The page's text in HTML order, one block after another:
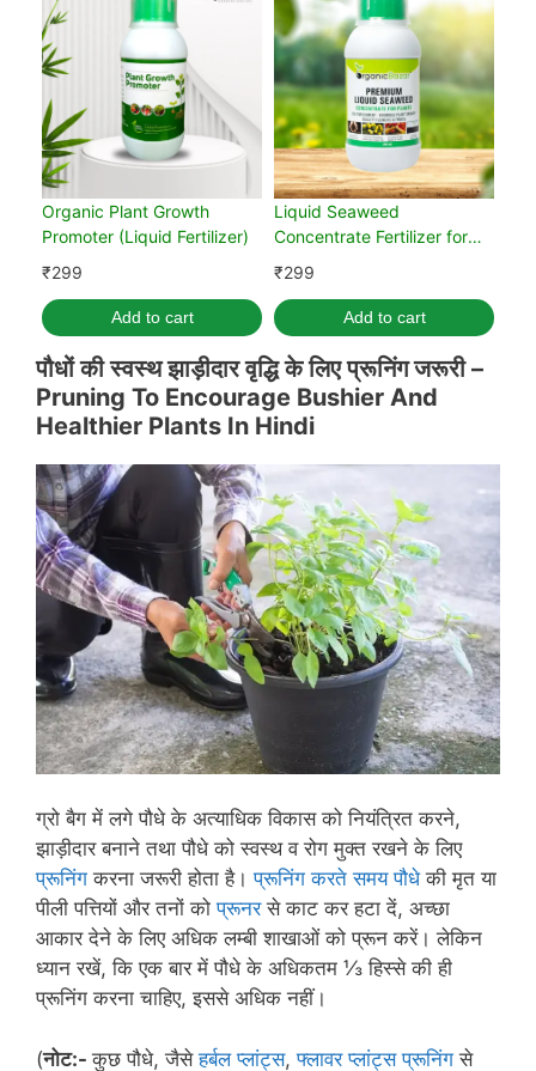
Organic Plant Growth
Promoter (Liquid Fertilizer)
₹299
Add to cart
Liquid Seaweed
Concentrate Fertilizer for
Plants 250 ml with
₹299
Add to cart
पौधों कीस्वस्थझाड़ीदार वृद्धि के लिए प्रूनिंग जरूरी –
Pruning To Encourage Bushier And
Healthier Plants In Hindi
ग्रो बैग में लगे पौधे के अत्याधिक विकास को नियंत्रित करने,
झाड़ीदार बनाने तथा पौधे को स्वस्थ व रोग मुक्त रखने के लिए
प्रूनिंग करना जरूरी होता है।प्रूनिंग करते समय पौधेकी मृत या
पीली पत्तियों और तनों को प्रूनरसे काट कर हटा दें, अच्छा
आकार देने के लिए अधिक लम्बी शाखाओं को प्रून करें। लेकिन
ध्यान रखें, कि एक बार में पौधे के अधिकतम ⅓ हिस्से की ही
प्रूनिंग करना चाहिए, इससे अधिक नहीं।
(नोट:-कुछ पौधे, जैसेहर्बल प्लांट्स,फ्लावर प्लांट्स प्रूनिंग से